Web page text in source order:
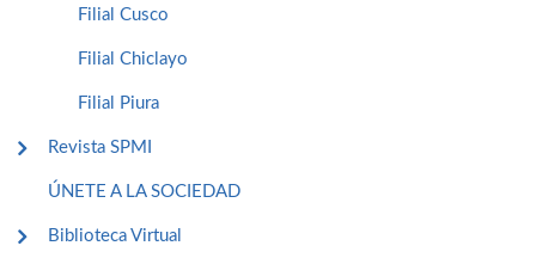
Filial Cusco
Filial Chiclayo
Filial Piura
Revista SPMI
ÚNETE A LA SOCIEDAD
Biblioteca Virtual